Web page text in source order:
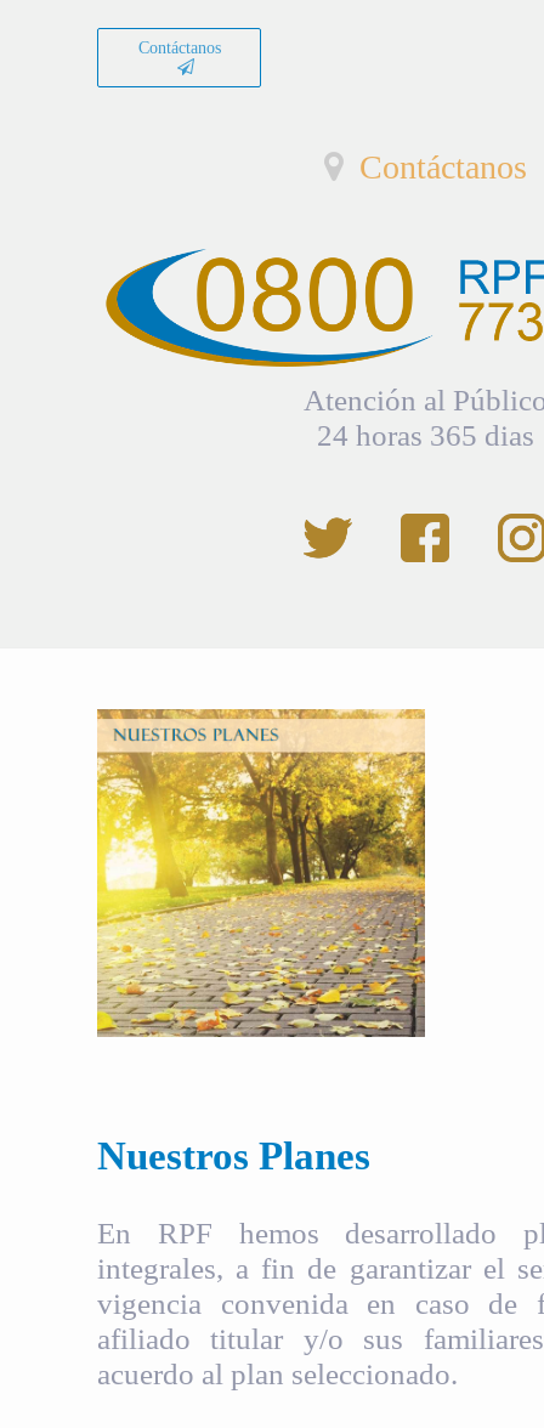
Contáctanos
Contáctanos
Atención al
24 horas 365 dias
Nuestros Planes
En RPF hemos desarrollado
integrales, a fin de garantizar el
vigencia convenida en caso de
afiliado titular y/o sus
acuerdo al plan seleccionado.